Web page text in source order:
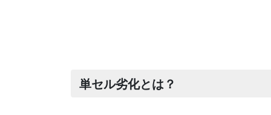
単セル劣化とは？